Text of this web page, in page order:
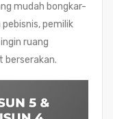
mudah bongkar-
pemilik
ruang
berserakan.